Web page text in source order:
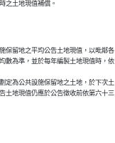
保留地之平均公告土地現值，以毗鄰各
數為準，並於每年編製土地現值時，依
定為公共設施保留地之土地，於下次土
土地現值仍應於公告徵收前依第六十三